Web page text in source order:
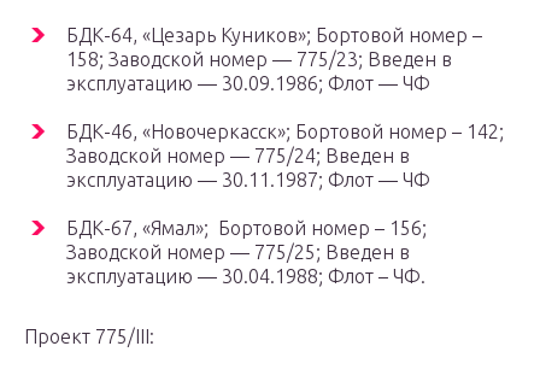
БДК-64, «Цезарь Куников»; Бортовой номер –
158; Заводской номер — 775/23; Введен в
эксплуатацию — 30.09.1986; Флот — ЧФ
БДК-46, «Новочеркасск»; Бортовой номер – 142;
Заводской номер — 775/24; Введен в
эксплуатацию — 30.11.1987; Флот — ЧФ
БДК-67, «Ямал»; Бортовой номер – 156;
Заводской номер — 775/25; Введен в
эксплуатацию — 30.04.1988; Флот – ЧФ.
Проект 775/III: